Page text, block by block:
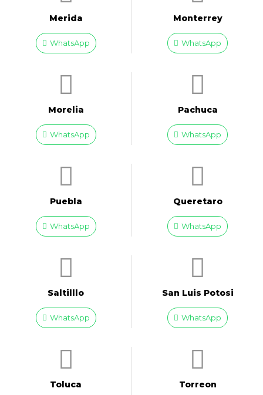
Merida
WhatsApp
Monterrey
WhatsApp
Morelia
WhatsApp
Pachuca
WhatsApp
Puebla
WhatsApp
Queretaro
WhatsApp
Saltilllo
WhatsApp
San Luis Potosi
WhatsApp
Toluca Torreon